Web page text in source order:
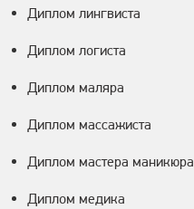
Диплом лингвиста
Диплом логиста
Диплом маляра
Диплом массажиста
Диплом мастера маникюра
Диплом медика